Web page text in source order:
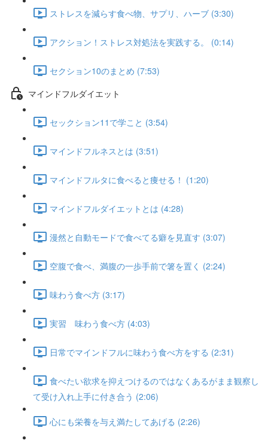
ストレスを減らす食べ物、サプリ、ハーブ (3:30)
アクション！ストレス対処法を実践する。 (0:14)
セクション10のまとめ (7:53)
マインドフルダイエット
セックション11で学こと (3:54)
マインドフルネスとは (3:51)
マインドフルタに食べると痩せる！ (1:20)
マインドフルダイエットとは (4:28)
漫然と自動モードで食べてる癖を見直す (3:07)
空腹で食べ、満腹の一歩手前で箸を置く (2:24)
味わう食べ方 (3:17)
実習 味わう食べ方 (4:03)
日常でマインドフルに味わう食べ方をする (2:31)
食べたい欲求を抑えつけるのではなくあるがまま観察し
て受け入れ上手に付き合う (2:06)
心にも栄養を与え満たしてあげる (2:26)